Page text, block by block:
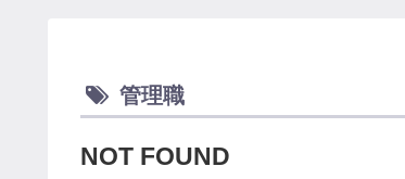
管理職
NOT FOUND